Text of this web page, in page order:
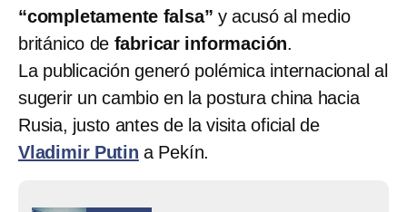
“completamente falsa” y acusó al medio
británico de fabricar información.
La publicación generó polémica internacional al
sugerir un cambio en la postura china hacia
Rusia, justo antes de la visita oficial de
Vladimir Putin a Pekín.